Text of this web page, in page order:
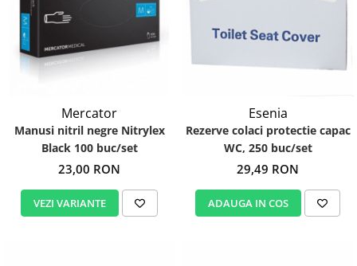
Mercator
Manusi nitril negre Nitrylex
Black 100 buc/set
23,00 RON
VEZI VARIANTE
Esenia
Rezerve colaci protectie capac
WC, 250 buc/set
29,49 RON
ADAUGA IN COS